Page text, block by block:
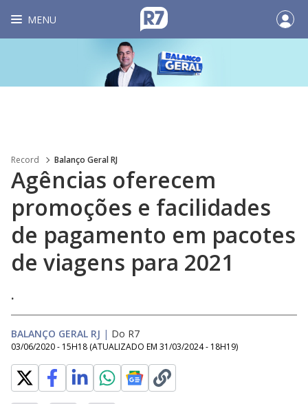
MENU
Record Balanço Geral RJ
Agências oferecem
promoções e facilidades
de pagamento em pacotes
de viagens para 2021
.
BALANÇO GERAL RJ | Do R7
03/06/2020 - 15H18 (ATUALIZADO EM 31/03/2024 - 18H19)